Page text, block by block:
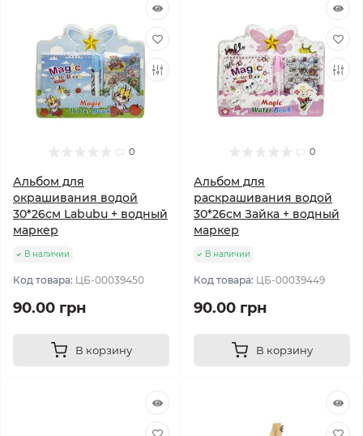
0
Альбом для
окрашивания водой
30*26см Labubu + водный
маркер
В наличии
Код товара: ЦБ-00039450
90.00 грн
В корзину
0
Альбом для
раскрашивания водой
30*26см Зайка + водный
маркер
В наличии
Код товара: ЦБ-00039449
90.00 грн
В корзину